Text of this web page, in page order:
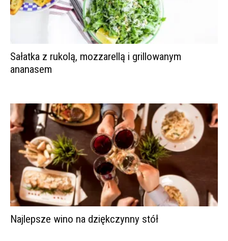
Sałatka z rukolą, mozzarellą i grillowanym
ananasem
Najlepsze wino na dziękczynny stół